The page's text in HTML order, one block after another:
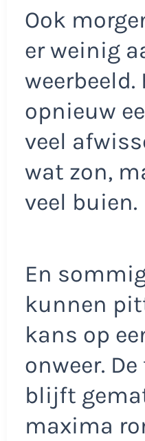
Ook
er weinig
opnieuw
veel
wat zon,
veel buien.
En
kunnen
kans op
onweer.
blijft
maxima